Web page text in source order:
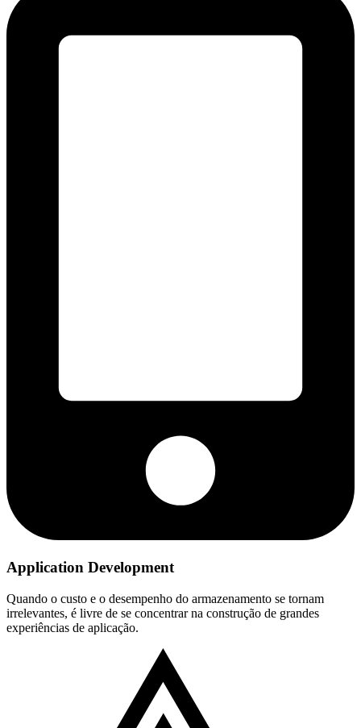
Application Development
Quando o custo e o desempenho do armazenamento se tornam
irrelevantes, é livre de se concentrar na construção de grandes
experiências de aplicação.